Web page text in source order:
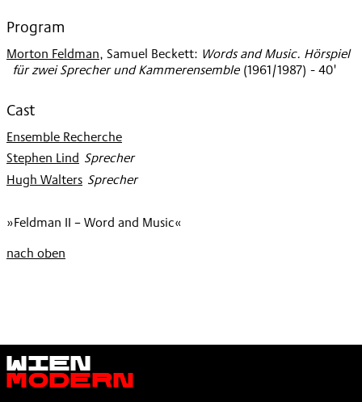
Program
Morton Feldman, Samuel Beckett: Words and Music. Hörspiel
für zwei Sprecher und Kammerensemble (1961/1987) - 40'
Cast
Ensemble Recherche
Stephen Lind: Sprecher
Hugh Walters
: Sprecher
»Feldman II – Word and Music«
nach oben
Wien
Modern